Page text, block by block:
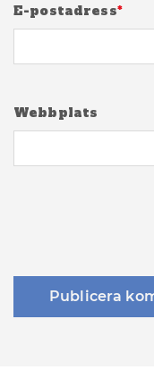
E-postadress*
Webbplats